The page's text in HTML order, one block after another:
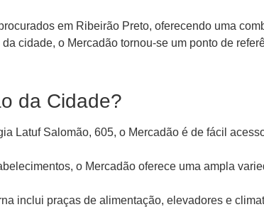
em Ribeirão Preto, oferecendo uma
da cidade, o Mercadão tornou-se um ponto de
da Cidade?
Latuf Salomão, 605, o Mercadão é de fácil
o Mercadão oferece uma ampla
inclui praças de alimentação, elevadores e